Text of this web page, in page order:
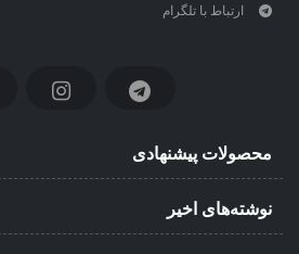
ارتباط با تلگرام
محصولات پیشنهادی
نوشته‌های اخیر